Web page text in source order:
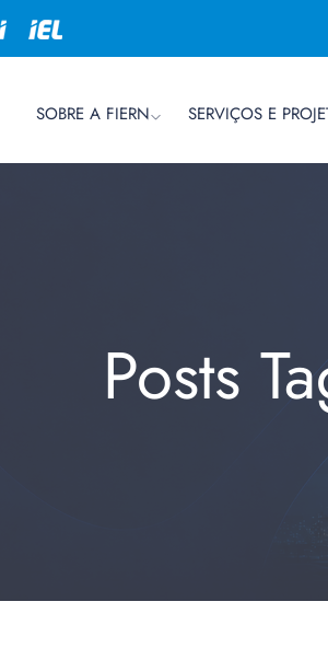
SOBRE A FIERN SERVIÇOS E
Posts